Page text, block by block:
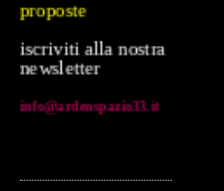
iscriviti alla nostra
info@ardenspazio33.it